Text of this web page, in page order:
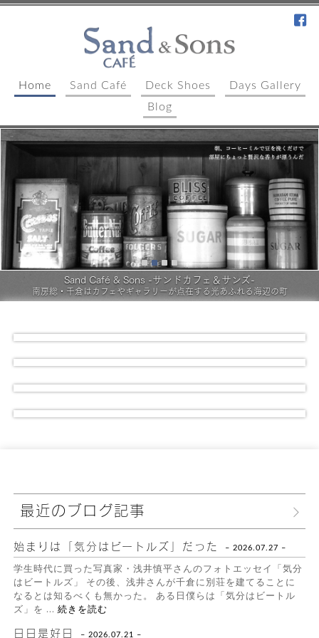
Home Sand Café Deck Shoes
Days Gallery
Blog
1 2 3 4
Sand Café & Sons -サンドカフェ＆サンズ-
南房総・千倉はカフェやギャラリーが点在する光あふれる海辺の町
Sand CAFÉ
Deck Shoes
DAYS GALLERY
アンティーク&ジャンクの古民家ギャラリ
Analogue Monologue
サンドカフェ店主のアナログなひとりご
最近のブログ記事
始まりは「気分はビートルズ」だった – 2026.07.27 –
学生時代に買った写真家・浅井慎平さんのフォトエッセイ「気分
はビートルズ」 その後、浅井さんが千倉に別荘を建てることに
なるとは知るべくも無かった。 ある日僕らは「気分はビートル
ズ」を … 続きを読む
日日是好日 – 2026.07.21 –